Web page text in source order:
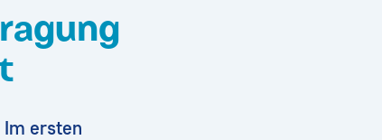
ersten